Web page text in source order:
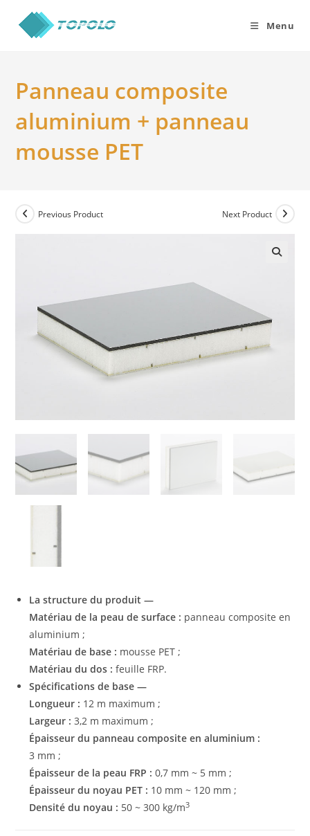
content
Menu
Panneau composite
aluminium + panneau
mousse PET
Previous Product Next Product
La structure du produit —
Matériau de la peau de surface : panneau composite en
aluminium ;
Matériau de base : mousse PET ;
Matériau du dos : feuille FRP.
Spécifications de base —
Longueur : 12 m maximum ;
Largeur : 3,2 m maximum ;
Épaisseur du panneau composite en aluminium :
3 mm ;
Épaisseur de la peau FRP : 0,7 mm ~ 5 mm ;
Épaisseur du noyau PET : 10 mm ~ 120 mm ;
Densité du noyau : 50 ~ 300 kg/m3